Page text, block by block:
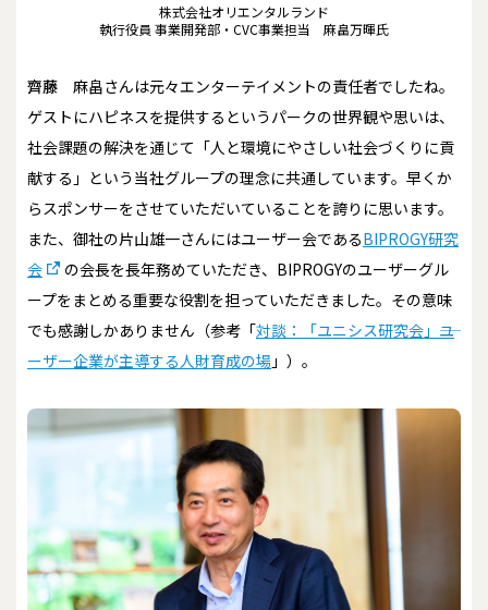
株式会社オリエンタルランド
執行役員 事業開発部・CVC事業担当 麻畠万暉氏
齊藤
麻畠さんは元々エンターテイメントの責任者でしたね。
ゲストにハピネスを提供するというパークの世界観や思いは、
社会課題の解決を通じて「人と環境にやさしい社会づくりに貢
献する」という当社グループの理念に共通しています。早くか
らスポンサーをさせていただいていることを誇りに思います。
また、御社の片山雄一さんにはユーザー会であるBIPROGY研究
会
の会長を長年務めていただき、BIPROGYのユーザーグル
ープをまとめる重要な役割を担っていただきました。その意味
でも感謝しかありません（参考「対談：「ユニシス研究会」――ユ
ーザー企業が主導する人財育成の場 」）。